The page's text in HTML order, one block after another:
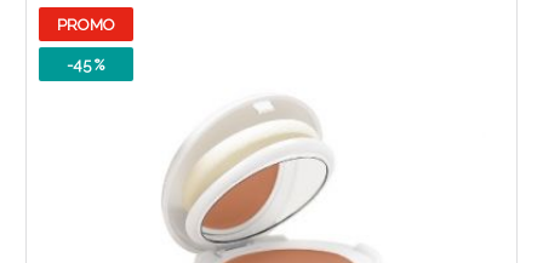
PROMO
-45 %